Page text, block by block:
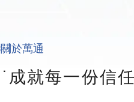
關於萬通
成就每一份信任